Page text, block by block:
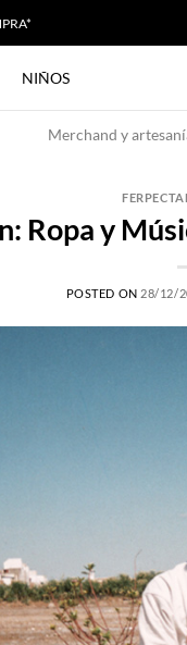
NIÑOS
Merchand y
Ropa y
POSTED ON 28/12/